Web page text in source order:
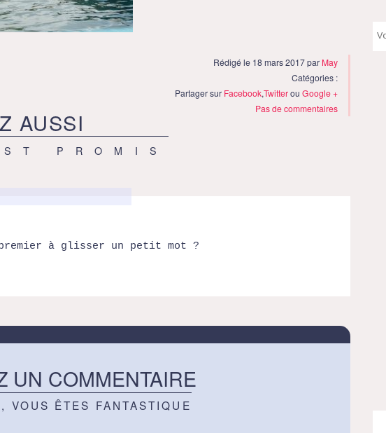
Rédigé le 18 mars 2017 par May
Catégories :
Partager sur Facebook,TwitterouGoogle +
Pas de commentaires
AUSSI
PROMIS
à glisser un petit mot ?
UN COMMENTAIRE
VOUS ÊTES FANTASTIQUE